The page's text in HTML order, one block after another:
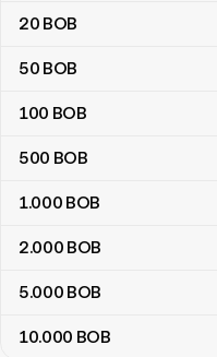
20 BOB
50 BOB
100 BOB
500 BOB
1.000 BOB
2.000 BOB
5.000 BOB
10.000 BOB